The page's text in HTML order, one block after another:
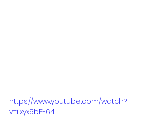
https://www.youtube.com/watch?
v=iIxyx5bF-64